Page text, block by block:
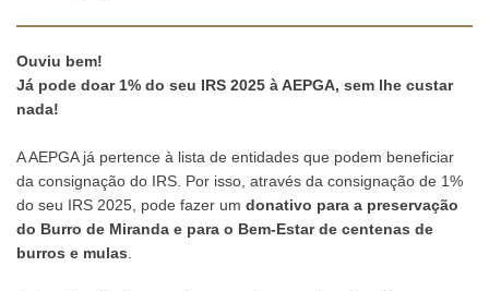
Ouviu bem!
Já pode doar 1% do seu IRS 2025 à AEPGA, sem lhe custar
nada!
A AEPGA já pertence à lista de entidades que podem beneficiar
da consignação do IRS. Por isso, através da consignação de 1%
do seu IRS 2025, pode fazer um donativo para a preservação
do Burro de Miranda e para o Bem-Estar de centenas de
burros e mulas